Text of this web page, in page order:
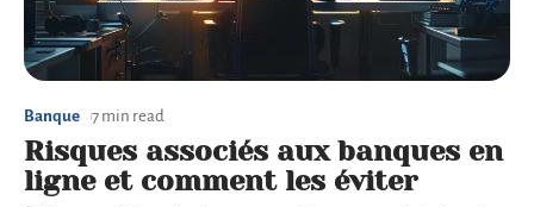
Banque 7 min read
Risques associés aux banques en
ligne et comment les éviter